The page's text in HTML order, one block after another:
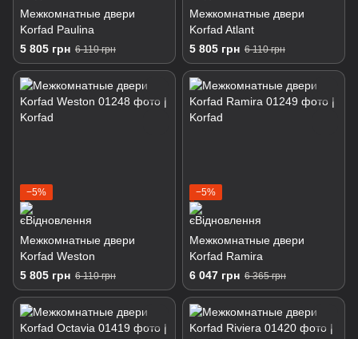
Межкомнатные двери
Korfad Paulina
5 805 грн 6 110 грн
Межкомнатные двери
Korfad Atlant
5 805 грн 6 110 грн
−5%
Межкомнатные двери
Korfad Weston
5 805 грн 6 110 грн
−5%
Межкомнатные двери
Korfad Ramira
6 047 грн 6 365 грн